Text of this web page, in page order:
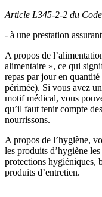
Article L345-2-2 du
- à une prestation
A propos de
alimentaire », ce qui
repas par jour en
périmée). Si vous avez
motif médical, vous
qu’il faut tenir compte
nourrissons.
A propos de l’hygiène,
les produits d’hygiène
protections hygiéniques,
produits d’entretien.